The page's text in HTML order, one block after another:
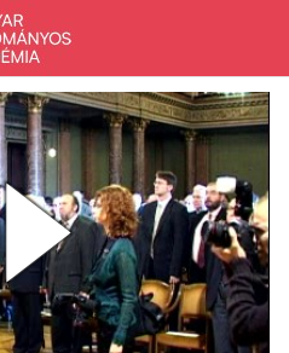
Tartalom kihagyása